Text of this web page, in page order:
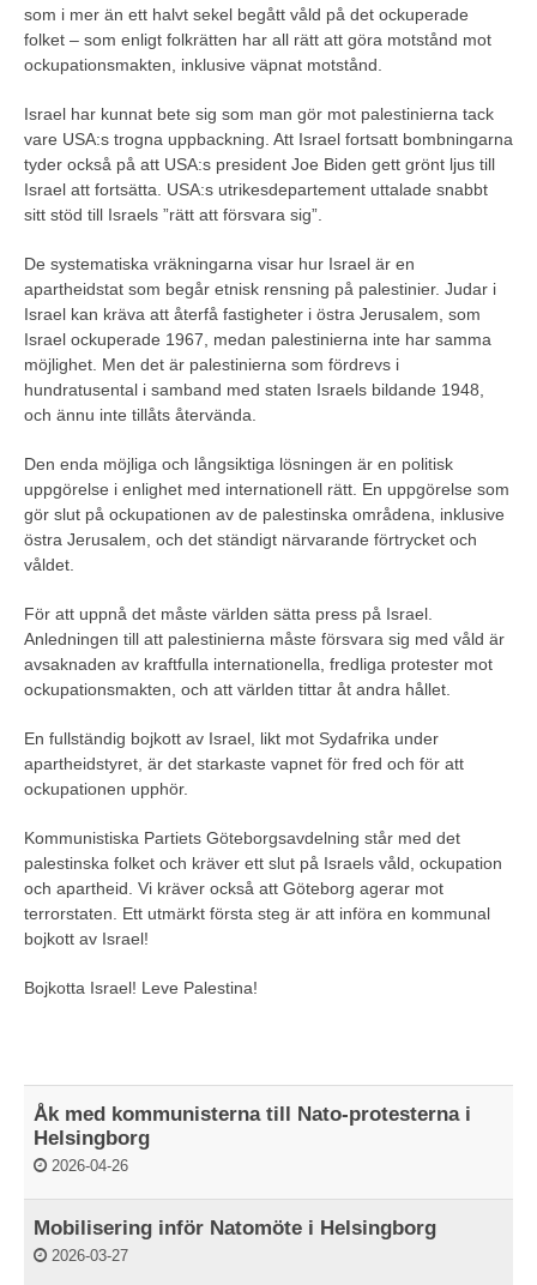
som i mer än ett halvt sekel begått våld på det ockuperade
folket – som enligt folkrätten har all rätt att göra motstånd mot
ockupationsmakten, inklusive väpnat motstånd.
Israel har kunnat bete sig som man gör mot palestinierna tack
vare USA:s trogna uppbackning. Att Israel fortsatt bombningarna
tyder också på att USA:s president Joe Biden gett grönt ljus till
Israel att fortsätta. USA:s utrikesdepartement uttalade snabbt
sitt stöd till Israels ”rätt att försvara sig”.
De systematiska vräkningarna visar hur Israel är en
apartheidstat som begår etnisk rensning på palestinier. Judar i
Israel kan kräva att återfå fastigheter i östra Jerusalem, som
Israel ockuperade 1967, medan palestinierna inte har samma
möjlighet. Men det är palestinierna som fördrevs i
hundratusental i samband med staten Israels bildande 1948,
och ännu inte tillåts återvända.
Den enda möjliga och långsiktiga lösningen är en politisk
uppgörelse i enlighet med internationell rätt. En uppgörelse som
gör slut på ockupationen av de palestinska områdena, inklusive
östra Jerusalem, och det ständigt närvarande förtrycket och
våldet.
För att uppnå det måste världen sätta press på Israel.
Anledningen till att palestinierna måste försvara sig med våld är
avsaknaden av kraftfulla internationella, fredliga protester mot
ockupationsmakten, och att världen tittar åt andra hållet.
En fullständig bojkott av Israel, likt mot Sydafrika under
apartheidstyret, är det starkaste vapnet för fred och för att
ockupationen upphör.
Kommunistiska Partiets Göteborgsavdelning står med det
palestinska folket och kräver ett slut på Israels våld, ockupation
och apartheid. Vi kräver också att Göteborg agerar mot
terrorstaten. Ett utmärkt första steg är att införa en kommunal
bojkott av Israel!
Bojkotta Israel! Leve Palestina!
Åk med kommunisterna till Nato-protesterna i
Helsingborg
2026-04-26
Mobilisering inför Natomöte i Helsingborg
2026-03-27